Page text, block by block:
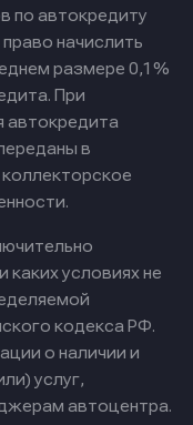
по автокредиту
начислить
размере 0,1%
При
автокредита
в
каких условиях не
кодекса РФ.
о наличии и
услуг,
автоцентра.